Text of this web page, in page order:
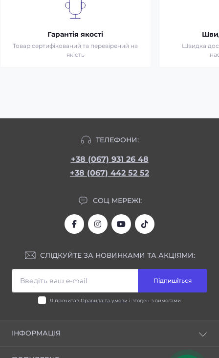
Гарантія якості
Товар сертифікований та перевірений на
якість
Швидка
ТЕЛЕФОНИ:
+38 (067) 931 26 48
+38 (067) 442 52 52
СОЦ МЕРЕЖІ:
СЛІДКУЙТЕ ЗА НОВИНКАМИ ТА АКЦІЯМИ:
Підпишіться
Я прочитав Правила та умови і згоден з вимогами
ІНФОРМАЦІЯ